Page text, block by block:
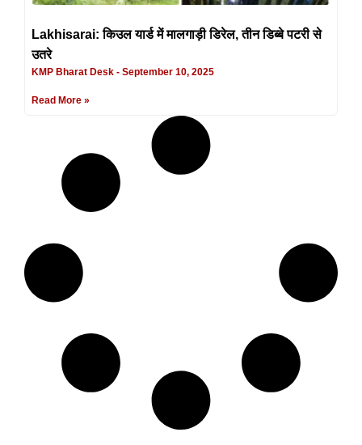
Lakhisarai: किउल यार्ड में मालगाड़ी डिरेल, तीन डिब्बे पटरी से
उतरे
KMP Bharat Desk September 10, 2025
Read More »